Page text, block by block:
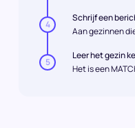
4
Schrijf een
Aan gezinnen
5
Leer het gezin
Het is een